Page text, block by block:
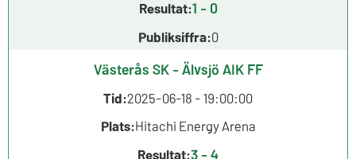
Resultat:1 - 0
Publiksiffra:0
Västerås SK - Älvsjö AIK FF
Tid:2025-06-18 - 19:00:00
Plats:Hitachi Energy Arena
Resultat:3 - 4